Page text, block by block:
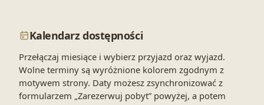
Kalendarz dostępności
Przełączaj miesiące i wybierz przyjazd oraz wyjazd.
Wolne terminy są wyróżnione kolorem zgodnym z
motywem strony. Daty możesz zsynchronizować z
formularzem „Zarezerwuj pobyt” powyżej, a potem